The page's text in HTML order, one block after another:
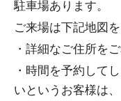
駐車場あります。
ご来場は下記地図を
・詳細なご住所を
・時間を予約して
いというお客様は、